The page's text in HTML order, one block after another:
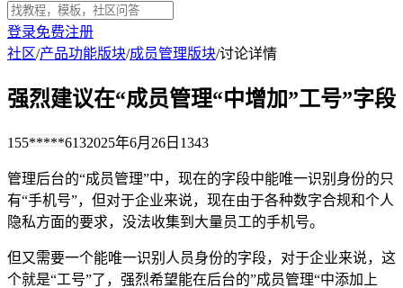
登录免费注册
社区/产品功能版块/成员管理版块/讨论详情
强烈建议在“成员管理“中增加”工号”字段
155*****6132025年6月26日 1343
管理后台的“成员管理”中，现在的字段中能唯一识别身份的只
有“手机号”，但对于企业来说，现在由于各种数字合规和个人
隐私方面的要求，没法收集到大量员工的手机号。
但又需要一个能唯一识别人员身份的字段，对于企业来说，这
个就是“工号”了，强烈希望能在后台的”成员管理“中添加上